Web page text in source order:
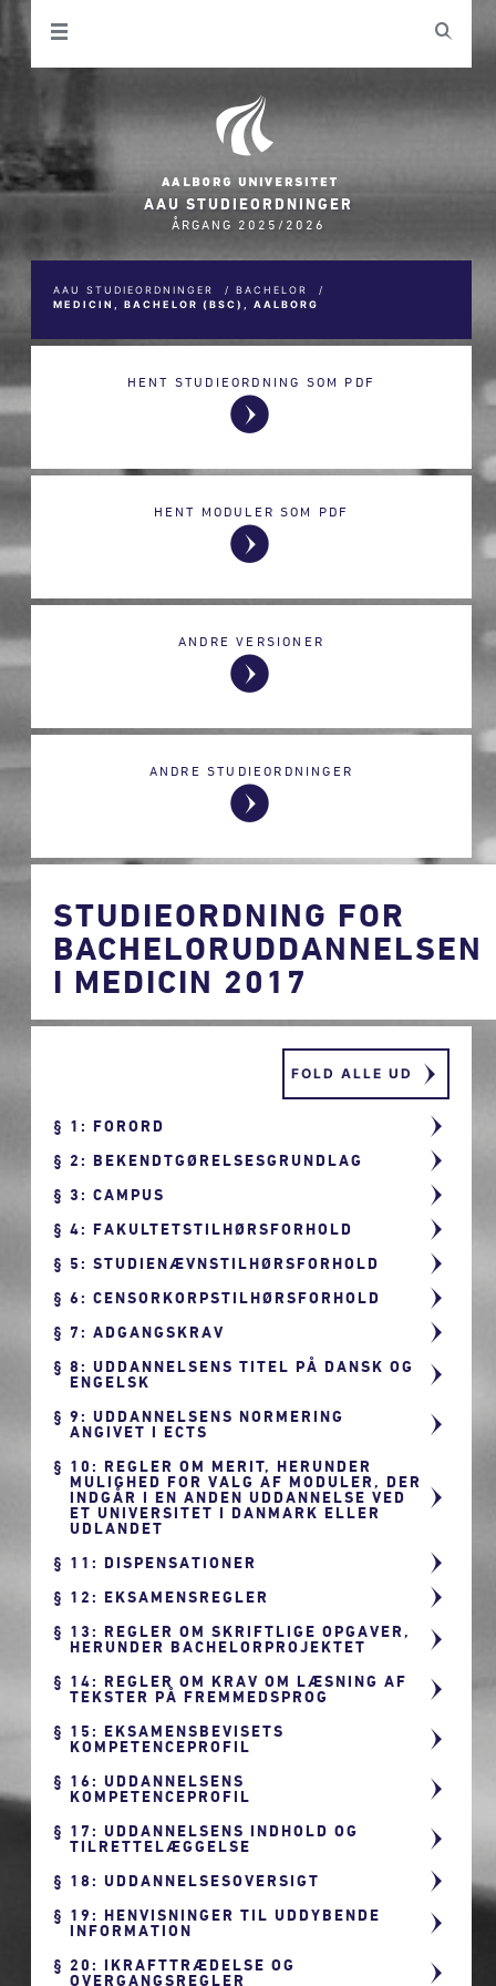
AAU STUDIEORDNINGER
ÅRGANG 2025/2026
AAU STUDIEORDNINGER / BACHELOR
/
MEDICIN, BACHELOR (BSC), AALBORG
HENT STUDIEORDNING SOM PDF
HENT MODULER SOM PDF
ANDRE VERSIONER
ANDRE STUDIEORDNINGER
STUDIEORDNING FOR
BACHELORUDDANNELSEN
I MEDICIN 2017
FOLD ALLE UD
1: FORORD
2: BEKENDTGØRELSESGRUNDLAG
3: CAMPUS
4: FAKULTETSTILHØRSFORHOLD
5: STUDIENÆVNSTILHØRSFORHOLD
6: CENSORKORPSTILHØRSFORHOLD
7: ADGANGSKRAV
8: UDDANNELSENS TITEL PÅ DANSK OG
ENGELSK
9: UDDANNELSENS NORMERING
ANGIVET I ECTS
10: REGLER OM MERIT, HERUNDER
MULIGHED FOR VALG AF MODULER, DER
INDGÅR I EN ANDEN UDDANNELSE VED
ET UNIVERSITET I DANMARK ELLER
UDLANDET
11: DISPENSATIONER
12: EKSAMENSREGLER
13: REGLER OM SKRIFTLIGE OPGAVER,
HERUNDER BACHELORPROJEKTET
14: REGLER OM KRAV OM LÆSNING AF
TEKSTER PÅ FREMMEDSPROG
15: EKSAMENSBEVISETS
KOMPETENCEPROFIL
16: UDDANNELSENS
KOMPETENCEPROFIL
17: UDDANNELSENS INDHOLD OG
TILRETTELÆGGELSE
18: UDDANNELSESOVERSIGT
19: HENVISNINGER TIL UDDYBENDE
INFORMATION
20: IKRAFTTRÆDELSE OG
OVERGANGSREGLER